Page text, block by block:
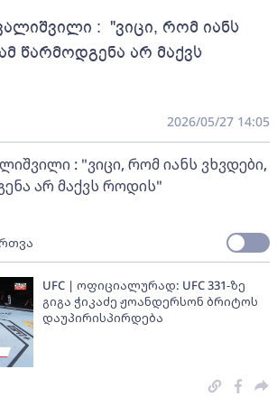
: "ვიცი, რომ იანს
წარმოდგენა არ მაქვს
2026/05/27 14:05
: "ვიცი, რომ იანს ვხვდები,
არ მაქვს როდის"
UFC | ოფიციალურად: UFC 331-ზე
გიგა ჭიკაძე ჟოანდერსონ ბრიტოს
დაუპირისპირდება